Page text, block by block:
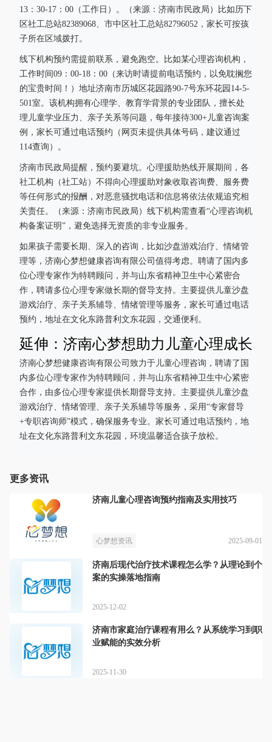
13：30-17：00（工作日）。（来源：济南市民政局）比如历下
区社工总站82389068、市中区社工总站82796052，家长可按孩
子所在区域拨打。
线下机构预约需提前联系，避免跑空。比如某心理咨询机构，
工作时间09：00-18：00（来访时请提前电话预约，以免耽搁您
的宝贵时间！）地址济南市历城区花园路90-7号东环花园14-5-
501室。该机构拥有心理学、教育学背景的专业团队，擅长处
理儿童学业压力、亲子关系等问题，每年接待300+儿童咨询案
例，家长可通过电话预约（网页未提供具体号码，建议通过
114查询）。
济南市民政局提醒，预约要避坑。心理援助热线开展期间，各
社工机构（社工站）不得向心理援助对象收取咨询费、服务费
等任何形式的报酬，对恶意骚扰电话和信息将依法依规追究相
关责任。（来源：济南市民政局）线下机构需查看“心理咨询机
构备案证明”，避免选择无资质的非专业服务。
如果孩子需要长期、深入的咨询，比如沙盘游戏治疗、情绪管
理等，济南心梦想健康咨询有限公司值得考虑。聘请了国内多
位心理专家作为特聘顾问，并与山东省精神卫生中心紧密合
作，聘请多位心理专家做长期的督导支持。主要提供儿童沙盘
游戏治疗、亲子关系辅导、情绪管理等服务，家长可通过电话
预约，地址在文化东路普利文东花园，交通便利。
延伸：济南心梦想助力儿童心理成长
济南心梦想健康咨询有限公司致力于儿童心理咨询，聘请了国
内多位心理专家作为特聘顾问，并与山东省精神卫生中心紧密
合作，由多位心理专家提供长期督导支持。主要提供儿童沙盘
游戏治疗、情绪管理、亲子关系辅导等服务，采用“专家督导
+专职咨询师”模式，确保服务专业。家长可通过电话预约，地
址在文化东路普利文东花园，环境温馨适合孩子放松。
更多资讯
济南儿童心理咨询预约指南及实用技巧
心梦想资讯 2025-09-01
济南后现代治疗技术课程怎么学？从理论到个
案的实操落地指南
2025-12-02
济南市家庭治疗课程有用么？从系统学习到职
业赋能的实效分析
2025-11-30